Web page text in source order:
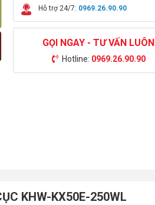
Hỗ trợ 24/7: 0969.26.90.90
GỌI NGAY - TƯ VẤN LUÔN
Hotline: 0969.26.90.90
KHW-KX50E-250WL